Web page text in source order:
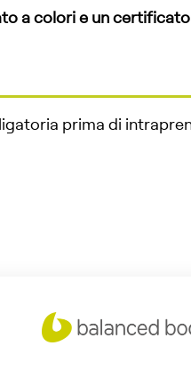
a colori e un
prima di